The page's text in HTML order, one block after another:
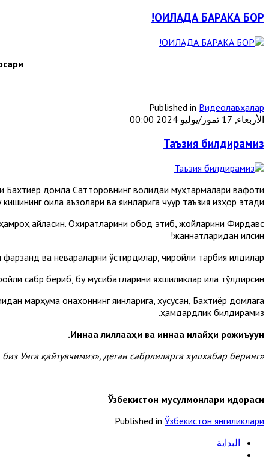
ОИЛАДА БАРАКА БОР!
Published in Видеолавҳалар
الأربعاء, 17 تموز/يوليو 2024 00:00
Таъзия билдирамиз
домла Сатторовнинг волидаи муҳтармалари вафоти
оила аъзолари ва яқинларига чуқур таъзия изҳор этади.
айласин. Охиратларини обод этиб, жойларини Фирдавс
жаннатларидан қилсин!
ва невараларни ўстирдилар, чиройли тарбия қилдилар.
сабр бериб, бу мусибатларини яхшиликлар ила тўлдирсин.
марҳума онахоннинг яқинларига, хусусан, Бахтиёр домлага
ҳамдардлик билдирамиз.
Иннаа лиллааҳи ва иннаа илайҳи рожиъуун.
«Мусибат етганда «Албатта, биз Аллоҳникимиз ва албатта, биз Унга қайтувчимиз», деган сабрлиларга хушхабар беринг».
Ўзбекистон мусулмонлари идораси
Published in Ўзбекистон янгиликлари
البداية